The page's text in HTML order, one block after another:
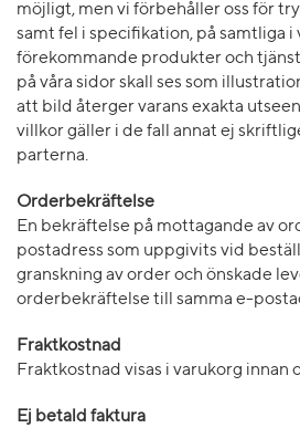
möjligt, men vi förbehåller oss för
samt fel i specifikation, på samtliga
förekommande produkter och
på våra sidor skall ses som
att bild återger varans exakta
villkor gäller i de fall annat ej
parterna.
Orderbekräftelse
En bekräftelse på mottagande av
postadress som uppgivits vid
granskning av order och önskade
orderbekräftelse till samma e-
Fraktkostnad
Fraktkostnad visas i varukorg innan
Ej betald faktura